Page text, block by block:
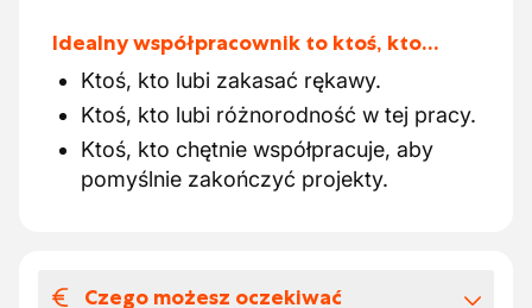
Idealny współpracownik to ktoś, kto…
Ktoś, kto lubi zakasać rękawy.
Ktoś, kto lubi różnorodność w tej pracy.
Ktoś, kto chętnie współpracuje, aby
pomyślnie zakończyć projekty.
Czego możesz oczekiwać